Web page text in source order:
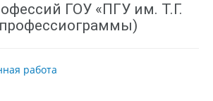
ГОУ «ПГУ им. Т.Г.
работа